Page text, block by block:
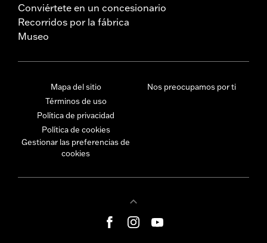
Conviértete en un concesionario
Recorridos por la fábrica
Museo
Mapa del sitio
Términos de uso
Política de privacidad
Política de cookies
Gestionar las preferencias de
cookies
Nos preocupamos por ti